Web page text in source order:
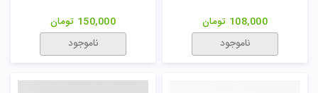
108,000 تومان
ناموجود
150,000 تومان
ناموجود